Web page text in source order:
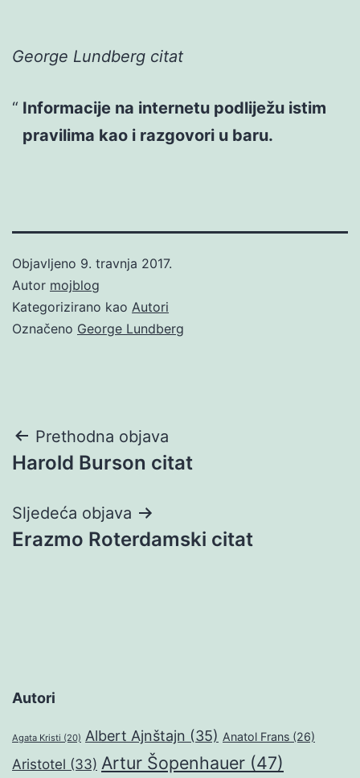
George Lundberg citat
Informacije na internetu podliježu istim
pravilima kao i razgovori u baru.
Objavljeno 9. travnja 2017.
Autor mojblog
Kategorizirano kao Autori
Označeno George Lundberg
Navigacija
objava
Prethodna objava
Harold Burson citat
Sljedeća objava
Erazmo Roterdamski citat
Autori
Agata Kristi (20) Albert Ajnštajn (35) Anatol Frans (26)
Aristotel (33) Artur Šopenhauer (47)